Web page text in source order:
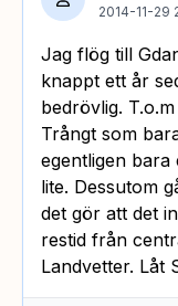
2014-11-29
Jag flög till
knappt ett år
bedrövlig.
Trångt som
egentligen
lite. Dessutom
det gör att det
restid från
Landvetter. Låt